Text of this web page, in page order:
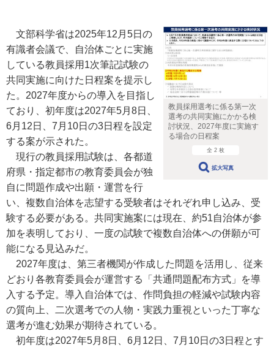
教員採用選考に係る第一次
選考の共同実施にかかる検
討状況、2027年度に実施す
る場合の日程案
全 2 枚
拡大写真
文部科学省は2025年12月5日の
有識者会議で、自治体ごとに実施
している教員採用1次筆記試験の
共同実施に向けた日程案を提示し
た。2027年度からの導入を目指し
ており、初年度は2027年5月8日、
6月12日、7月10日の3日程を設定
する案が示された。
現行の教員採用試験は、各都道
府県・指定都市の教育委員会が独
自に問題作成や出願・運営を行
い、複数自治体を志望する受験者はそれぞれ申し込み、受
験する必要がある。共同実施案には現在、約51自治体が参
加を表明しており、一度の試験で複数自治体への併願が可
能になる見込みだ。
2027年度は、第三者機関が作成した問題を活用し、従来
どおり各教育委員会が運営する「共通問題配布方式」を導
入する予定。導入自治体では、作問負担の軽減や試験内容
の質向上、二次選考での人物・実践力重視といった丁寧な
選考が進む効果が期待されている。
初年度は2027年5月8日、6月12日、7月10日の3日程とす